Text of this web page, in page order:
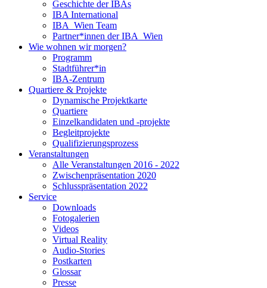
Geschichte der IBAs
IBA International
IBA_Wien Team
Partner*innen der IBA_Wien
Wie wohnen wir morgen?
Programm
Stadtführer*in
IBA-Zentrum
Quartiere & Projekte
Dynamische Projektkarte
Quartiere
Einzelkandidaten und -projekte
Begleitprojekte
Qualifizierungsprozess
Veranstaltungen
Alle Veranstaltungen 2016 - 2022
Zwischenpräsentation 2020
Schlusspräsentation 2022
Service
Downloads
Fotogalerien
Videos
Virtual Reality
Audio-Stories
Postkarten
Glossar
Presse